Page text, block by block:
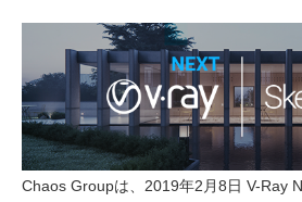
Chaos Groupは、2019年2月8日 V-Ray